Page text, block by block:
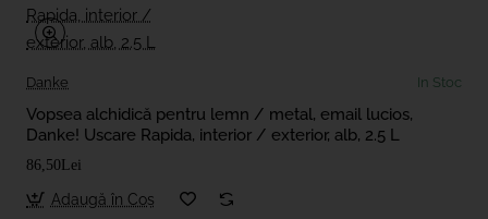
Danke In Stoc
Vopsea alchidică pentru lemn / metal, email lucios,
Danke! Uscare Rapida, interior / exterior, alb, 2.5 L
86,50Lei
Adaugă în Coş